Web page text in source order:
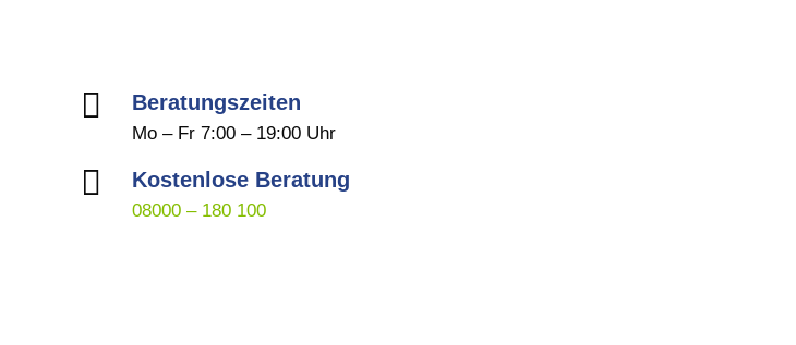
 Beratungszeiten
Mo – Fr 7:00 – 19:00 Uhr
 Kostenlose Beratung
08000 – 180 100